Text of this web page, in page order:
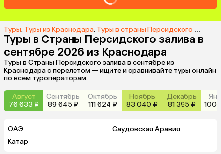
Туры, Туры из Краснодара, Туры в страны Персидского залива из Краснодара
Туры в Страны Персидского залива в
сентябре 2026 из Краснодара
Туры в Страны Персидского залива в сентябре из
Краснодара с перелетом — ищите и сравнивайте туры онлайн
по всем туроператорам.
Август
76 633 ₽
Сентябрь
89 645 ₽
Октябрь
111 624 ₽
Ноябрь
83 040 ₽
Декабрь
81 395 ₽
100
ОАЭ
Саудовская Аравия
Катар